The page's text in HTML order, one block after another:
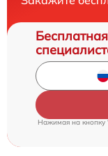
Нажимая на кнопку